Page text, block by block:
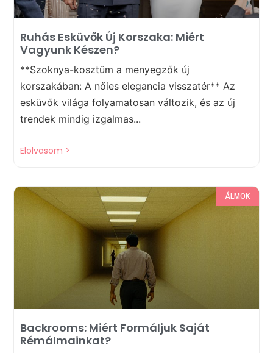
Ruhás Esküvők Új Korszaka: Miért
Vagyunk Készen?
**Szoknya-kosztüm a menyegzők új
korszakában: A nőies elegancia visszatér** Az
esküvők világa folyamatosan változik, és az új
trendek mindig izgalmas...
Elolvasom >
ÁLMOK
Backrooms: Miért Formáljuk Saját
Rémálmainkat?